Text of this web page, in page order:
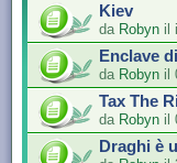
Kiev
da Robyn il
Enclave
da Robyn il
Tax The
da Robyn il
Draghi è